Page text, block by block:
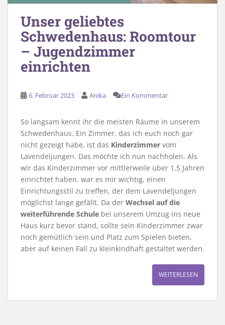
Unser geliebtes
Schwedenhaus: Roomtour
– Jugendzimmer
einrichten
6. Februar 2023 Anika Ein Kommentar
So langsam kennt ihr die meisten Räume in unserem
Schwedenhaus. Ein Zimmer, das ich euch noch gar
nicht gezeigt habe, ist das Kinderzimmer vom
Lavendeljungen. Das möchte ich nun nachholen. Als
wir das Kinderzimmer vor mittlerweile über 1,5 Jahren
einrichtet haben, war es mir wichtig, einen
Einrichtungsstil zu treffen, der dem Lavendeljungen
möglichst lange gefällt. Da der Wechsel auf die
weiterführende Schule bei unserem Umzug ins neue
Haus kurz bevor stand, sollte sein Kinderzimmer zwar
noch gemütlich sein und Platz zum Spielen bieten,
aber auf keinen Fall zu kleinkindhaft gestaltet werden.
WEITERLESEN